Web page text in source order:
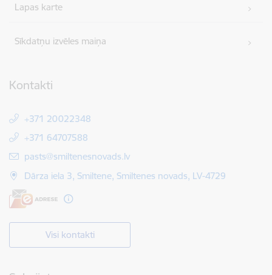
Lapas karte
Sīkdatņu izvēles maiņa
Kontakti
+371 20022348
+371 64707588
E-pasts:
pasts@smiltenesnovads.lv
Dārza iela 3, Smiltene, Smiltenes novads, LV-4729
Visi kontakti